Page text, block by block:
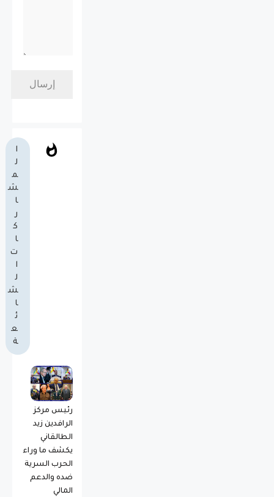
ا
ل
م
ش
ا
ر
ك
ا
ت
ا
ل
ش
ا
ئ
ع
ة
رئيس مركز
الرافدين زيد
الطالقاني
يكشف ما وراء
الحرب السرية
ضده والدعم
المالي